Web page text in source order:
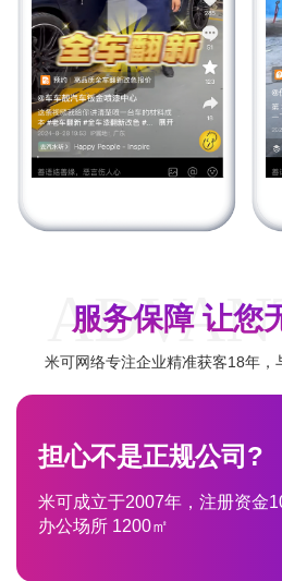
服务保障 让您
米可网络专注企业精准获客18年，
担心不是正规公司?
米可成立于2007年，注册资金
办公场所 1200㎡